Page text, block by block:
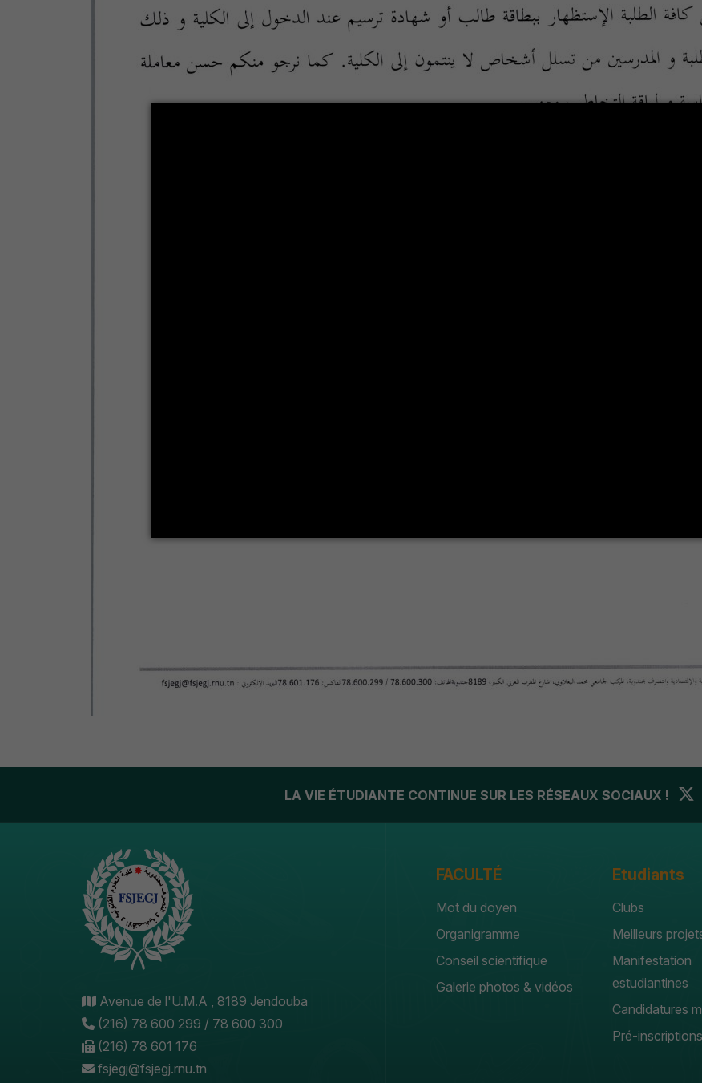
LA VIE ÉTUDIANTE CONTINUE SUR LES RÉSEAUX SOCIAUX !
Avenue de l'U.M.A , 8189 Jendouba
(216) 78 600 299 / 78 600 300
(216) 78 601 176
fsjegj@fsjegj.rnu.tn
FACULTÉ
Mot du doyen
Organigramme
Conseil scientifique
Galerie photos & vidéos
Etudiants
Clubs
Meilleurs
Manifestation
estudiantines
Candidatures
Pré-